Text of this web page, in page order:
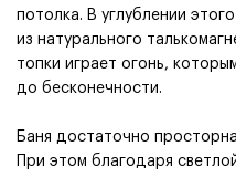
потолка. В углублении
из натурального
топки играет огонь,
до бесконечности.
Баня достаточно
При этом благодаря